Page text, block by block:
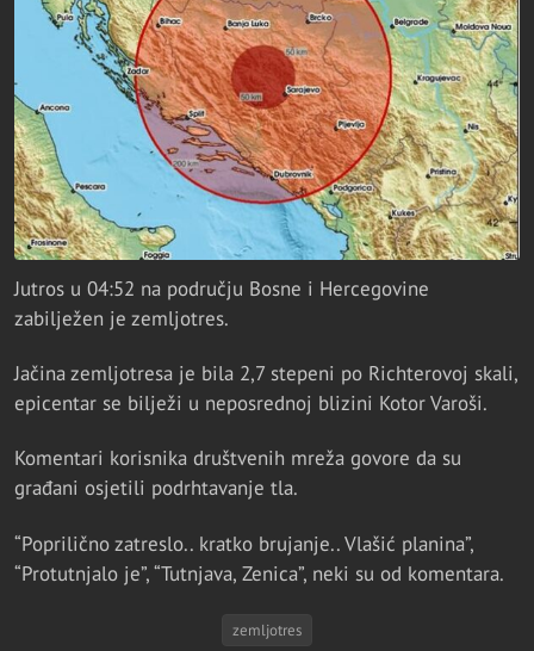
Jutros u 04:52 na području Bosne i Hercegovine
zabilježen je zemljotres.
Jačina zemljotresa je bila 2,7 stepeni po Richterovoj skali,
epicentar se bilježi u neposrednoj blizini Kotor Varoši.
Komentari korisnika društvenih mreža govore da su
građani osjetili podrhtavanje tla.
“Poprilično zatreslo.. kratko brujanje.. Vlašić planina”,
“Protutnjalo je”, “Tutnjava, Zenica”, neki su od komentara.
zemljotres